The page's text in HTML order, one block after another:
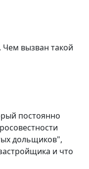
Чем вызван такой
постоянно
дольщиков",
и что